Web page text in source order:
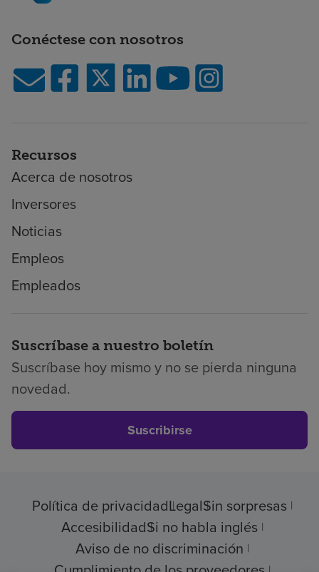
Conéctese con nosotros
Recursos
Acerca de nosotros
Inversores
Noticias
Empleos
Empleados
Suscríbase a nuestro boletín
Suscríbase hoy mismo y no se pierda ninguna
novedad.
Suscribirse
Política de privacidadLegalSin sorpresas
AccesibilidadSi no habla inglés
Aviso de no discriminación